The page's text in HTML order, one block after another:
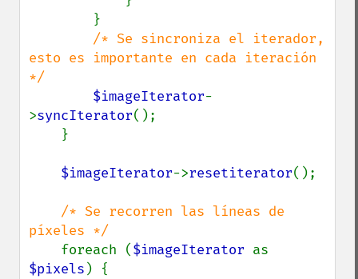
/* Se sincroniza el iterador,
esto es importante en cada iteración
*/
$imageIterator-
>syncIterator();
$imageIterator->resetiterator();
/* Se recorren las líneas de
píxeles */
foreach ($imageIterator
$pixels ) {